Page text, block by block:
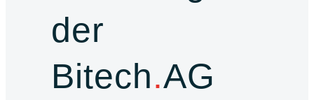
der
Bitech.AG